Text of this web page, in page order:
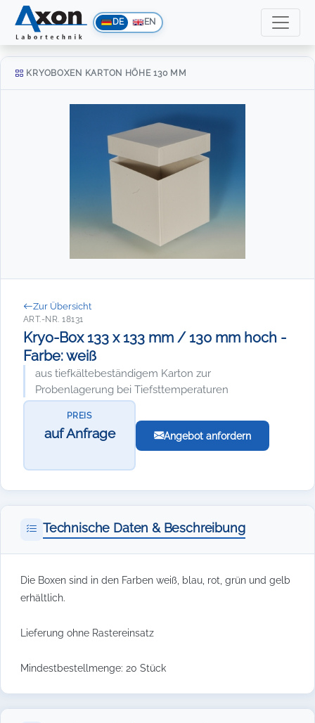
DE EN
KRYOBOXEN KARTON HÖHE 130 MM
Zur Übersicht
ART.-NR. 18131
Kryo-Box 133 x 133 mm / 130 mm hoch -
Farbe: weiß
aus tiefkältebeständigem Karton zur
Probenlagerung bei Tiefsttemperaturen
PREIS
auf Anfrage Angebot anfordern
Technische Daten & Beschreibung
Die Boxen sind in den Farben weiß, blau, rot, grün und gelb
erhältlich.
Lieferung ohne Rastereinsatz
Mindestbestellmenge: 20 Stück